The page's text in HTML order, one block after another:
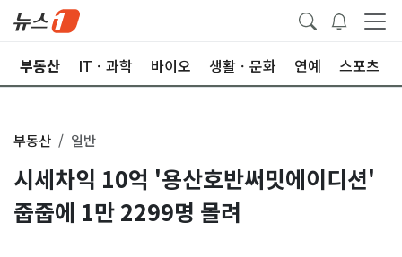
부동산 ITㆍ과학 바이오 생활ㆍ문화 연예 스포츠
부동산 일반
시세차익 10억 '용산호반써밋에이디션'
줍줍에 1만 2299명 몰려